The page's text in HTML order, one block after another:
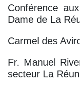
Conférence
Dame de La
Carmel des
Fr. Manuel
secteur La